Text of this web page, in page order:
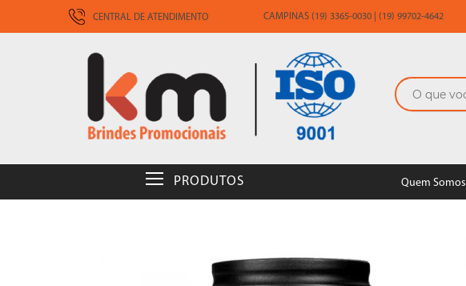
CENTRAL DE ATENDIMENTO CAMPINAS (19) 3365-0030 | (19) 99702-4642
PRODUTOS Quem Somos